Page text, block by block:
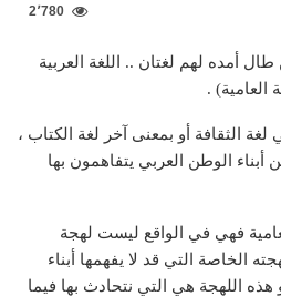
2٬780
أمده لهم لغتان .. اللغة العربية
العامية) .
لغة الثقافة أو بمعنى آخر لغة الكتاب ،
الوطن العربي يتفاهمون بها
فهي في الواقع ليست لهجة
الخاصة التي قد لا يفهمها أبناء
اللهجة هي التي نتحادث بها فيما